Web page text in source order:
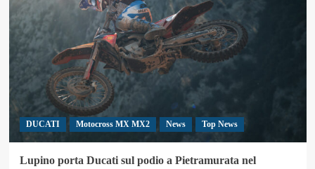
Goyer
manche
e
riapre
la
corsa
titolo
DUCATI Motocross MX MX2 News Top News
Lupino porta Ducati sul podio a Pietramurata nel